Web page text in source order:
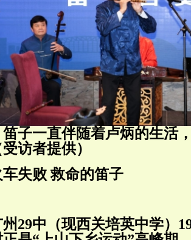
子一直伴随着卢炳的生活
访者提供）
失败 救命的笛子
29中（现西关培英中学）